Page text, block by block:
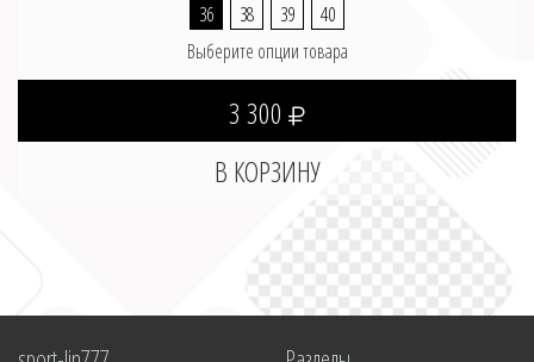
36 38 39
40
Выберите опции товара
3 300